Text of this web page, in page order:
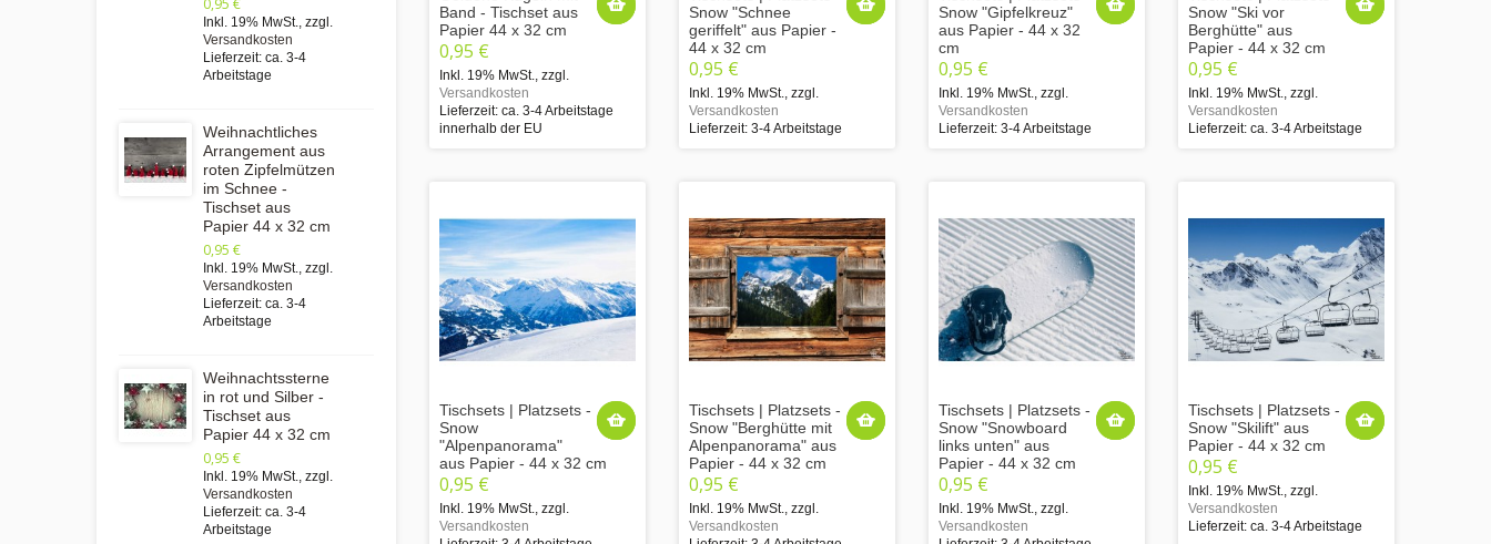
Band - Tischset aus
Papier 44 x 32 cm
0,95 €
Inkl. 19% MwSt. zzgl.
Versandkosten
Lieferzeit: ca. 3-4 Arbeitstage
innerhalb der EU
Snow "Schnee
geriffelt" aus Papier -
44 x 32 cm
0,95 €
Inkl. 19% MwSt. zzgl.
Versandkosten
Lieferzeit: 3-4 Arbeitstage
Snow "Gipfelkreuz"
aus Papier - 44 x 32
cm
0,95 €
Inkl. 19% MwSt. zzgl.
Versandkosten
Lieferzeit: 3-4 Arbeitstage
Snow "Ski vor
Berghütte" aus
Papier - 44 x 32 cm
0,95 €
Inkl. 19% MwSt. zzgl.
Versandkosten
Lieferzeit: ca. 3-4 Arbeitstage
Tischsets | Platzsets -
Snow
"Alpenpanorama"
aus Papier - 44 x 32 cm
0,95 €
Inkl. 19% MwSt. zzgl.
Versandkosten
Tischsets | Platzsets -
Snow "Berghütte mit
Alpenpanorama" aus
Papier - 44 x 32 cm
0,95 €
Inkl. 19% MwSt. zzgl.
Versandkosten
Tischsets | Platzsets -
Snow "Snowboard
links unten" aus
Papier - 44 x 32 cm
0,95 €
Inkl. 19% MwSt. zzgl.
Versandkosten
Tischsets | Platzsets -
Snow "Skilift" aus
Papier - 44 x 32 cm
0,95 €
Inkl. 19% MwSt. zzgl.
Versandkosten
Lieferzeit: ca. 3-4 Arbeitstage
0,95 €
Inkl. 19% MwSt., zzgl.
Versandkosten
Lieferzeit: ca. 3-4
Arbeitstage
Weihnachtliches
Arrangement aus
roten Zipfelmützen
im Schnee -
Tischset aus
Papier 44 x 32 cm
0,95 €
Inkl. 19% MwSt., zzgl.
Versandkosten
Lieferzeit: ca. 3-4
Arbeitstage
Weihnachtssterne
in rot und Silber -
Tischset aus
Papier 44 x 32 cm
0,95 €
Inkl. 19% MwSt., zzgl.
Versandkosten
Lieferzeit: ca. 3-4
Arbeitstage